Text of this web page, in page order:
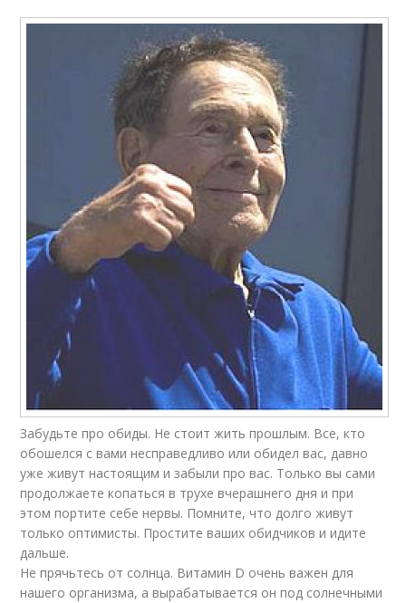
Забудьте про обиды. Не стоит жить прошлым. Все, кто
обошелся с вами несправедливо или обидел вас, давно
уже живут настоящим и забыли про вас. Только вы сами
продолжаете копаться в трухе вчерашнего дня и при
этом портите себе нервы. Помните, что долго живут
только оптимисты. Простите ваших обидчиков и идите
дальше.
Не прячьтесь от солнца. Витамин D очень важен для
нашего организма, а вырабатывается он под солнечными